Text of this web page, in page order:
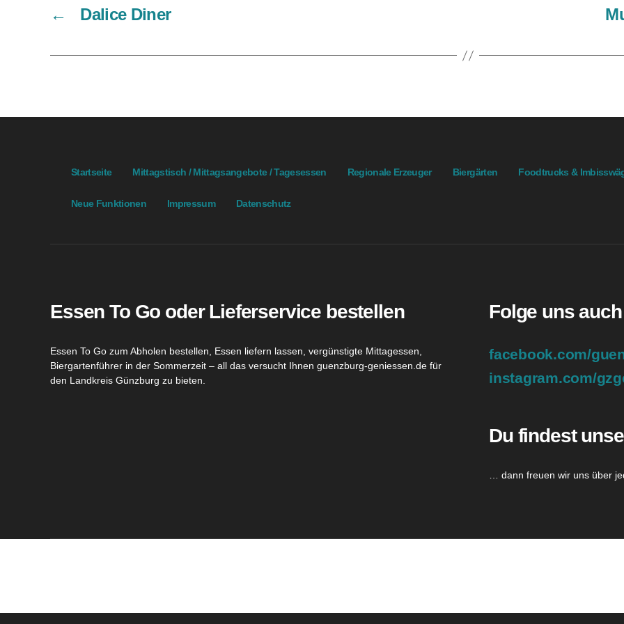
← Dalice Diner
Startseite Mittagstisch / Mittagsangebote / Tagesessen Regionale Erzeuger Biergärten Foodtrucks &
Neue Funktionen Impressum Datenschutz
Essen To Go oder Lieferservice bestellen
Essen To Go zum Abholen bestellen, Essen liefern lassen, vergünstigte Mittagessen,
Biergartenführer in der Sommerzeit – all das versucht Ihnen guenzburg-geniessen.de für
den Landkreis Günzburg zu bieten.
Folge uns
facebook.com/
instagram.com/
Du findest
… dann freuen wir uns über